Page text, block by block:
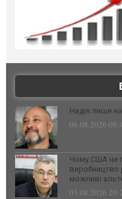
Надія лише на
06.08.2026
Чому США не
виробництво
можливі
03.08.2026